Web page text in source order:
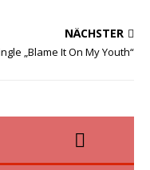
NÄCHSTER
„Blame It On My Youth“